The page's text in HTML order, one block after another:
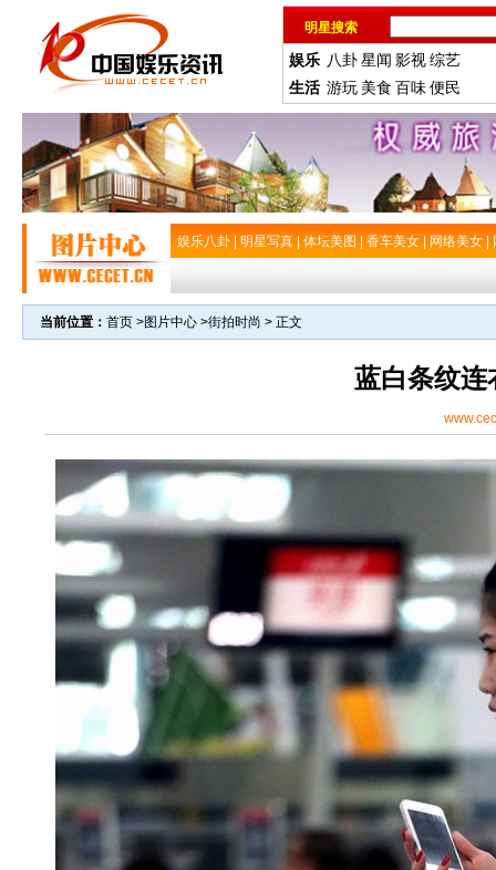
明星搜索
娱乐 八卦星闻 影视综艺
生活 游玩 美食 百味便民
娱乐八卦 明星写真 体坛美图 香车美女 网络美女
当前位置： 首页 >图片中心 >街拍时尚 > 正文
蓝白条纹连